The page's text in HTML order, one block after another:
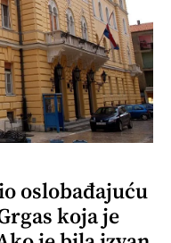
oslobađajuću
koja je